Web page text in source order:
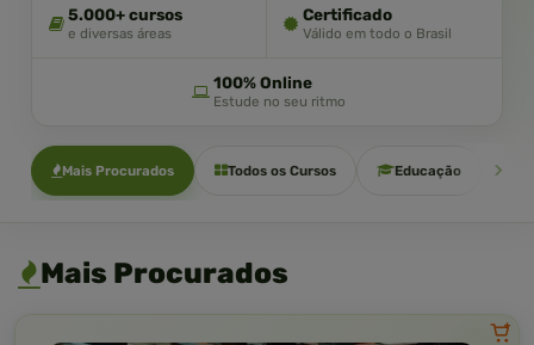
5.000+ cursos
e diversas áreas
Certificado
Válido em todo o Brasil
100% Online
Estude no seu ritmo
Mais Procurados Todos os Cursos Educação
Mais Procurados